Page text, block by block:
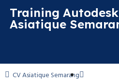
Training
Asiatique
CV Asiatique Semarang